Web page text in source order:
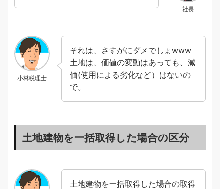
社長
小林税理士
それは、さすがにダメでしょwww
土地は、価値の変動はあっても、減
価(使用による劣化など）はないの
で。
土地建物を一括取得した場合の区分
土地建物を一括取得した場合の取得